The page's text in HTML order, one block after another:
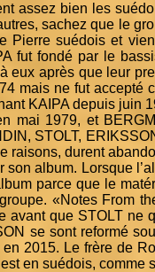
assez bien les
sachez que le
Pierre suédois et
fut fondé par le
eux après que leur
mais ne fut accepté
KAIPA depuis juin
mai 1979, et
STOLT,
raisons, durent
album. Lorsque
parce que le
«Notes From
avant que STOLT
se sont reformé
2015. Le frère de
en suédois, comme